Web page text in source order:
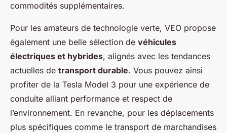
commodités supplémentaires.
Pour les amateurs de technologie verte, VEO propose
également une belle sélection de véhicules
électriques et hybrides, alignés avec les tendances
actuelles de transport durable. Vous pouvez ainsi
profiter de la Tesla Model 3 pour une expérience de
conduite alliant performance et respect de
l’environnement. En revanche, pour les déplacements
plus spécifiques comme le transport de marchandises